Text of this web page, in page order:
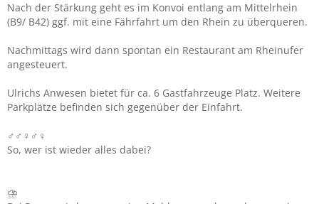
Nach der Stärkung geht es im Konvoi entlang am Mittelrhein
(B9/ B42) ggf. mit eine Fährfahrt um den Rhein zu überqueren.
Nachmittags wird dann spontan ein Restaurant am Rheinufer
angesteuert.
Ulrichs Anwesen bietet für ca. 6 Gastfahrzeuge Platz. Weitere
Parkplätze befinden sich gegenüber der Einfahrt.
‍♂‍♂‍♀‍♂‍♀
So, wer ist wieder alles dabei?
⛈